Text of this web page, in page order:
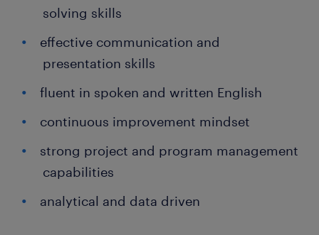
solving skills
effective communication and
presentation skills
fluent in spoken and written English
continuous improvement mindset
strong project and program management
capabilities
analytical and data driven